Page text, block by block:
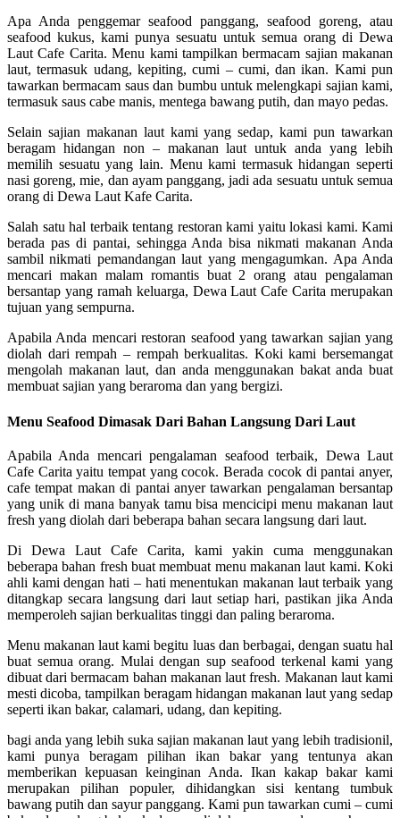
Apa Anda penggemar seafood panggang, seafood goreng, atau
seafood kukus, kami punya sesuatu untuk semua orang di Dewa
Laut Cafe Carita. Menu kami tampilkan bermacam sajian makanan
laut, termasuk udang, kepiting, cumi – cumi, dan ikan. Kami pun
tawarkan bermacam saus dan bumbu untuk melengkapi sajian kami,
termasuk saus cabe manis, mentega bawang putih, dan mayo pedas.
Selain sajian makanan laut kami yang sedap, kami pun tawarkan
beragam hidangan non – makanan laut untuk anda yang lebih
memilih sesuatu yang lain. Menu kami termasuk hidangan seperti
nasi goreng, mie, dan ayam panggang, jadi ada sesuatu untuk semua
orang di Dewa Laut Kafe Carita.
Salah satu hal terbaik tentang restoran kami yaitu lokasi kami. Kami
berada pas di pantai, sehingga Anda bisa nikmati makanan Anda
sambil nikmati pemandangan laut yang mengagumkan. Apa Anda
mencari makan malam romantis buat 2 orang atau pengalaman
bersantap yang ramah keluarga, Dewa Laut Cafe Carita merupakan
tujuan yang sempurna.
Apabila Anda mencari restoran seafood yang tawarkan sajian yang
diolah dari rempah – rempah berkualitas. Koki kami bersemangat
mengolah makanan laut, dan anda menggunakan bakat anda buat
membuat sajian yang beraroma dan yang bergizi.
Menu Seafood Dimasak Dari Bahan Langsung Dari Laut
Apabila Anda mencari pengalaman seafood terbaik, Dewa Laut
Cafe Carita yaitu tempat yang cocok. Berada cocok di pantai anyer,
cafe tempat makan di pantai anyer tawarkan pengalaman bersantap
yang unik di mana banyak tamu bisa mencicipi menu makanan laut
fresh yang diolah dari beberapa bahan secara langsung dari laut.
Di Dewa Laut Cafe Carita, kami yakin cuma menggunakan
beberapa bahan fresh buat membuat menu makanan laut kami. Koki
ahli kami dengan hati – hati menentukan makanan laut terbaik yang
ditangkap secara langsung dari laut setiap hari, pastikan jika Anda
memperoleh sajian berkualitas tinggi dan paling beraroma.
Menu makanan laut kami begitu luas dan berbagai, dengan suatu hal
buat semua orang. Mulai dengan sup seafood terkenal kami yang
dibuat dari bermacam bahan makanan laut fresh. Makanan laut kami
mesti dicoba, tampilkan beragam hidangan makanan laut yang sedap
seperti ikan bakar, calamari, udang, dan kepiting.
bagi anda yang lebih suka sajian makanan laut yang lebih tradisionil,
kami punya beragam pilihan ikan bakar yang tentunya akan
memberikan kepuasan keinginan Anda. Ikan kakap bakar kami
merupakan pilihan populer, dihidangkan sisi kentang tumbuk
bawang putih dan sayur panggang. Kami pun tawarkan cumi – cumi